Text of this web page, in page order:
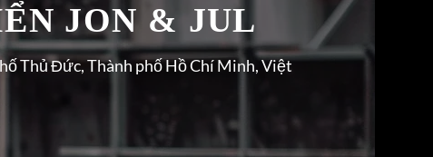
JON & JUL
Thủ Đức, Thành phố Hồ Chí Minh, Việt